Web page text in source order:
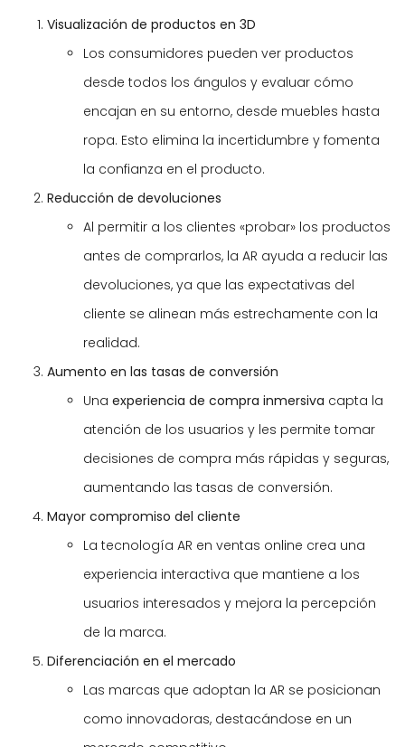
Visualización de productos en 3D
Los consumidores pueden ver productos
desde todos los ángulos y evaluar cómo
encajan en su entorno, desde muebles hasta
ropa. Esto elimina la incertidumbre y fomenta
la confianza en el producto.
Reducción de devoluciones
Al permitir a los clientes «probar» los productos
antes de comprarlos, la AR ayuda a reducir las
devoluciones, ya que las expectativas del
cliente se alinean más estrechamente con la
realidad.
Aumento en las tasas de conversión
Una experiencia de compra inmersiva capta la
atención de los usuarios y les permite tomar
decisiones de compra más rápidas y seguras,
aumentando las tasas de conversión.
Mayor compromiso del cliente
La tecnología AR en ventas online crea una
experiencia interactiva que mantiene a los
usuarios interesados y mejora la percepción
de la marca.
Diferenciación en el mercado
Las marcas que adoptan la AR se posicionan
como innovadoras, destacándose en un